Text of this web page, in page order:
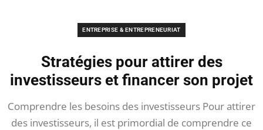
ENTREPRISE & ENTREPRENEURIAT
Stratégies pour attirer des
investisseurs et financer son projet
Comprendre les besoins des investisseurs Pour attirer
des investisseurs, il est primordial de comprendre ce